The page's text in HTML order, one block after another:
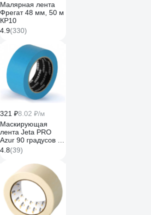
Малярная лента
Фрегат 48 мм, 50 м
КР10
4.9(330)
321 ₽8.02 ₽/м
Маскирующая
лента Jeta PRO
Azur 90 градусов -
30 мин., голубая,
50 мм х 40 м
58490/50
4.8(39)